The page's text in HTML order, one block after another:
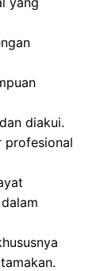
diakui.
profesional